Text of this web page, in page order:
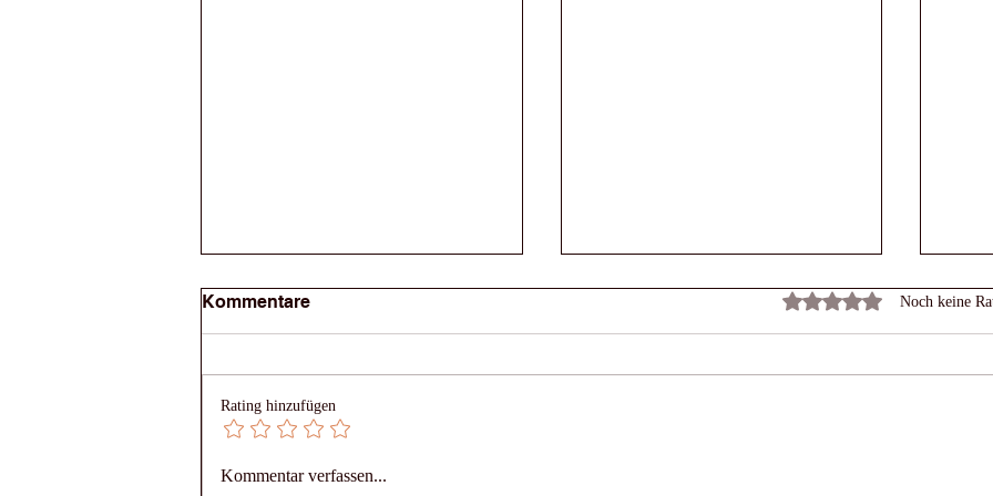
Schweizer Internationale
Kommentare Mit 0 von 5 SternenNoch keine
Rating hinzufügen
Kommentar verfassen...